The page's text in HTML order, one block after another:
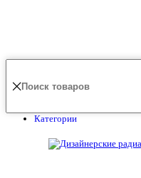
Категории